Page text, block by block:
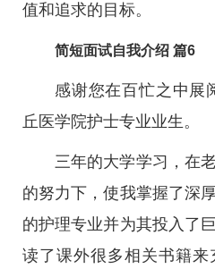
值和追求的目标。
简短面试自我介绍 篇6
感谢您在百忙之中展
丘医学院护士专业业生。
三年的大学学习，在
的努力下，使我掌握了深
的护理专业并为其投入了
读了课外很多相关书籍